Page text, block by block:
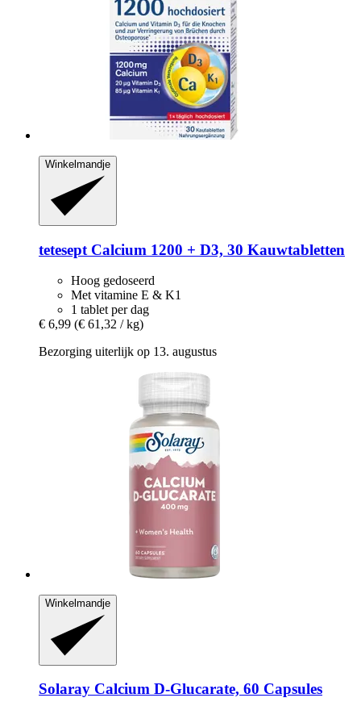
Winkelmandje
tetesept Calcium 1200 + D3, 30 Kauwtabletten
Hoog gedoseerd
Met vitamine E & K1
1 tablet per dag
€ 6,99 (€ 61,32 / kg)
Bezorging uiterlijk op 13. augustus
Winkelmandje
Solaray Calcium D-​Glucarate, 60 Capsules